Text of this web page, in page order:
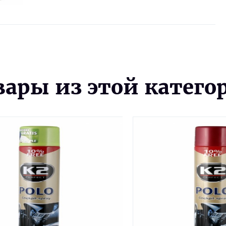
из этой